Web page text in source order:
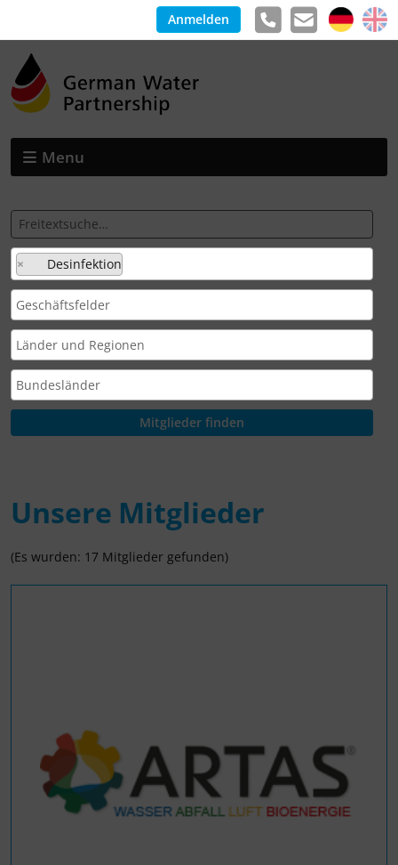
Anmelden
Menu
× Desinfektion
Unsere Mitglieder
(Es wurden: 17 Mitglieder gefunden)